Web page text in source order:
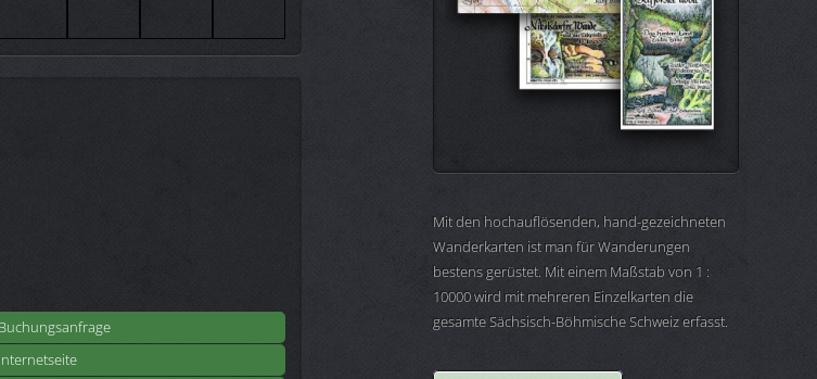
Buchungsanfrage
Internetseite
Mit den hochauflösenden, hand-gezeichneten
Wanderkarten ist man für Wanderungen
bestens gerüstet. Mit einem Maßstab von 1 :
10000 wird mit mehreren Einzelkarten die
gesamte Sächsisch-Böhmische Schweiz erfasst.